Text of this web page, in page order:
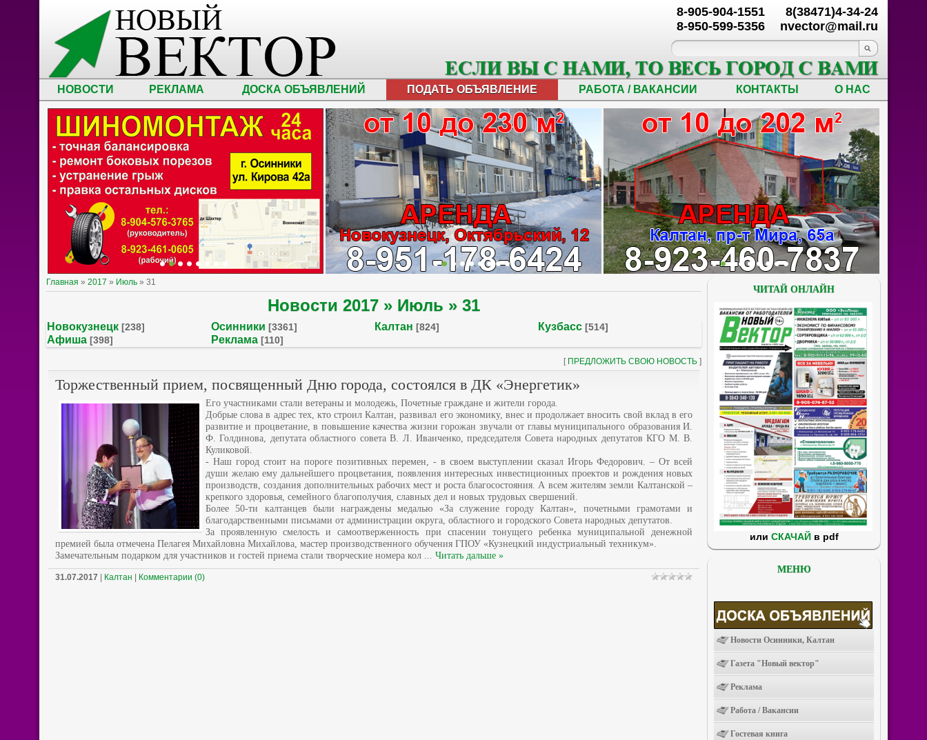
8(38471)4-34-24
nvector@mail.ru
8-905-904-1551
8-950-599-5356
НОВОСТИ РЕКЛАМА ДОСКА ОБЪЯВЛЕНИЙ ПОДАТЬ ОБЪЯВЛЕНИЕ РАБОТА / ВАКАНСИИ КОНТАКТЫ О НАС
Главная » 2017 » Июль » 31
Новости 2017 » Июль » 31
Новокузнецк [238] Осинники [3361] Калтан [824] Кузбасс [514]
Афиша [398] Реклама [110]
[ ПРЕДЛОЖИТЬ СВОЮ НОВОСТЬ ]
Торжественный прием, посвященный Дню города, состоялся в ДК «Энергетик»
Его участниками стали ветераны и молодежь, Почетные граждане и жители города.
Добрые слова в адрес тех, кто строил Калтан, развивал его экономику, внес и продолжает вносить свой вклад в его
развитие и процветание, в повышение качества жизни горожан звучали от главы муниципального образования И.
Ф. Голдинова, депутата областного совета В. Л. Иванченко, председателя Совета народных депутатов КГО М. В.
Куликовой.
- Наш город стоит на пороге позитивных перемен, - в своем выступлении сказал Игорь Федорович. – От всей
души желаю ему дальнейшего процветания, появления интересных инвестиционных проектов и рождения новых
производств, создания дополнительных рабочих мест и роста благосостояния. А всем жителям земли Калтанской –
крепкого здоровья, семейного благополучия, славных дел и новых трудовых свершений.
Более 50-ти калтанцев были награждены медалью «За служение городу Калтан», почетными грамотами и
благодарственными письмами от администрации округа, областного и городского Совета народных депутатов.
За проявленную смелость и самоотверженность при спасении тонущего ребенка муниципальной денежной
премией была отмечена Пелагея Михайловна Михайлова, мастер производственного обучения ГПОУ «Кузнецкий индустриальный техникум».
Замечательным подарком для участников и гостей приема стали творческие номера кол ... Читать дальше »
31.07.2017 Калтан Комментарии (0)
ЧИТАЙ ОНЛАЙН
или СКАЧАЙв pdf
МЕНЮ
Новости Осинники, Калтан
Газета "Новый вектор"
Реклама
Работа / Вакансии
Гостевая книга